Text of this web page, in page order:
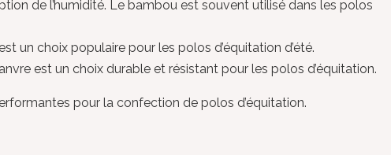
de l’humidité. Le bambou est souvent utilisé dans les polos
un choix populaire pour les polos d’équitation d’été.
est un choix durable et résistant pour les polos d’équitation.
pour la confection de polos d’équitation.